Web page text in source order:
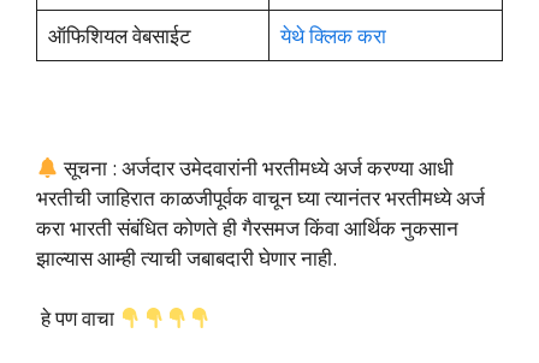
ऑफिशियल वेबसाईट
येथे क्लिक करा
सूचना : अर्जदार उमेदवारांनी भरतीमध्ये अर्ज करण्या आधी
भरतीची जाहिरात काळजीपूर्वक वाचून घ्या त्यानंतर भरतीमध्ये अर्ज
करा भारती संबंधित कोणते ही गैरसमज किंवा आर्थिक नुकसान
झाल्यास आम्ही त्याची जबाबदारी घेणार नाही.
हे पण वाचा